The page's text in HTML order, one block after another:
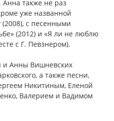
Анна также не раз
уже названной
с песенными
(2012) и «Я ли не люблю
с Г. Певзнером).
и Анны Вишневских
а также песни,
Никитиным, Еленой
Валерием и Вадимом